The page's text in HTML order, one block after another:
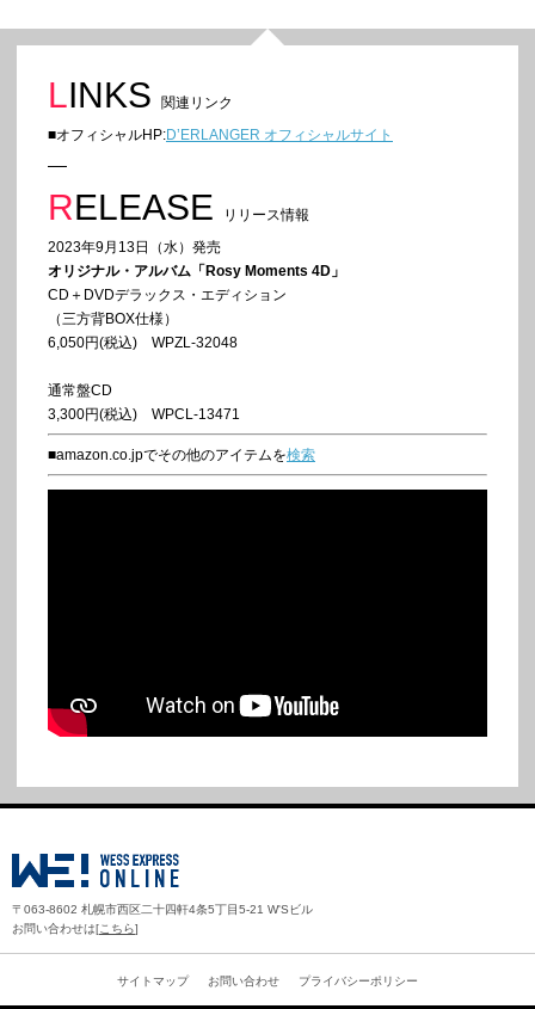
LINKS
関連リンク
■オフィシャルHP:D’ERLANGER オフィシャルサイト
RELEASE
リリース情報
2023年9月13日（水）発売
オリジナル・アルバム「Rosy Moments 4D」
CD＋DVDデラックス・エディション
（三方背BOX仕様）
6,050円(税込) WPZL-32048
通常盤CD
3,300円(税込) WPCL-13471
■amazon.co.jpでその他のアイテムを検索
〒063-8602 札幌市西区二十四軒4条5丁目5-21 W'Sビル
お問い合わせは[こちら]
サイトマップ お問い合わせ プライバシーポリシー